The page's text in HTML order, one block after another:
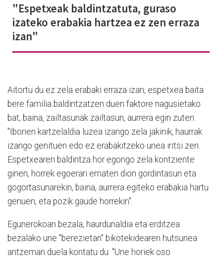
"Espetxeak baldintzatuta, guraso
izateko erabakia hartzea ez zen erraza
izan"
Aitortu du ez zela erabaki erraza izan, espetxea baita
bere familia baldintzatzen duen faktore nagusietako
bat, baina, zailtasunak zailtasun, aurrera egin zuten:
"Ibonen kartzelaldia luzea izango zela jakinik, haurrak
izango genituen edo ez erabakitzeko unea iritsi zen.
Espetxearen baldintza hor egongo zela kontziente
ginen, horrek egoerari ematen dion gordintasun eta
gogortasunarekin, baina, aurrera egiteko erabakia hartu
genuen, eta pozik gaude horrekin".
Egunerokoan bezala, haurdunaldia eta erditzea
bezalako une "berezietan" bikotekidearen hutsunea
antzeman duela kontatu du: "Une horiek oso